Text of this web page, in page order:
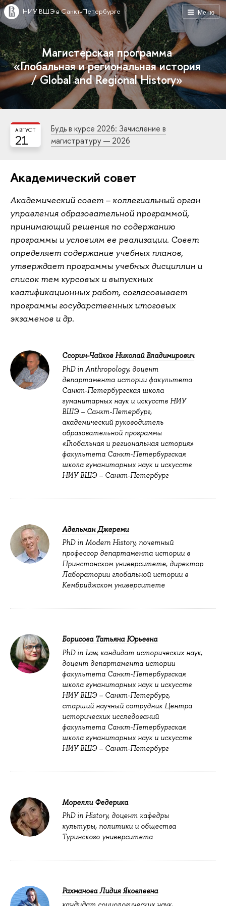
Меню
НИУ ВШЭ в Санкт-Петербурге
Магистерская программа
«Глобальная и региональная история
/ Global and Regional History»
21
АВГУСТ
Будь в курсе 2026: Зачисление в
магистратуру — 2026
Академический совет
Академический совет – коллегиальный орган
управления образовательной программой,
принимающий решения по содержанию
программы и условиям ее реализации. Совет
определяет содержание учебных планов,
утверждает программы учебных дисциплин и
список тем курсовых и выпускных
квалификационных работ, согласовывает
программы государственных итоговых
экзаменов и др.
Ссорин-Чайков Николай Владимирович
PhD in Anthropology, доцент
департамента истории факультета
Санкт-Петербургская школа
гуманитарных наук и искусств НИУ
ВШЭ – Санкт-Петербург,
академический руководитель
образовательной программы
«Глобальная и региональная история»
факультета Санкт-Петербургская
школа гуманитарных наук и искусств
НИУ ВШЭ – Санкт-Петербург
Адельман Джереми
PhD in Modern History, почетный
профессор департамента истории в
Принстонском университете, директор
Лаборатории глобальной истории в
Кембриджском университете
Борисова Татьяна Юрьевна
PhD in Law, кандидат исторических наук,
доцент департамента истории
факультета Санкт-Петербургская
школа гуманитарных наук и искусств
НИУ ВШЭ – Санкт-Петербург,
старший научный сотрудник Центра
исторических исследований
факультета Санкт-Петербургская
школа гуманитарных наук и искусств
НИУ ВШЭ – Санкт-Петербург
Морелли Федерика
PhD in History, доцент кафедры
культуры, политики и общества
Туринского университета
Рахманова Лидия Яковлевна